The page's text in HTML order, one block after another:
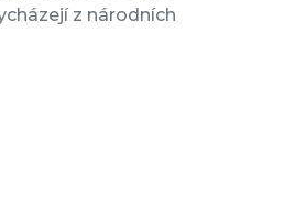
z národních